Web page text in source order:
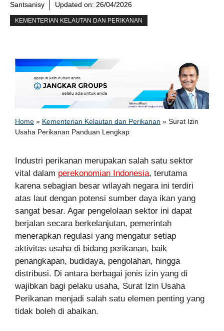
Santsanisy Updated on: 26/04/2026
KEMENTERIAN KELAUTAN DAN PERIKANAN
Home » Kementerian Kelautan dan Perikanan » Surat Izin
Usaha Perikanan Panduan Lengkap
Industri perikanan merupakan salah satu sektor
vital dalam perekonomian Indonesia, terutama
karena sebagian besar wilayah negara ini terdiri
atas laut dengan potensi sumber daya ikan yang
sangat besar. Agar pengelolaan sektor ini dapat
berjalan secara berkelanjutan, pemerintah
menerapkan regulasi yang mengatur setiap
aktivitas usaha di bidang perikanan, baik
penangkapan, budidaya, pengolahan, hingga
distribusi. Di antara berbagai jenis izin yang di
wajibkan bagi pelaku usaha, Surat Izin Usaha
Perikanan menjadi salah satu elemen penting yang
tidak boleh di abaikan.